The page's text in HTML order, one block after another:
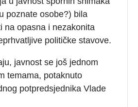
poznate osobe?) bila
na opasna i nezakonita
političke stavove.
javnost se još jednom
temama, potaknuto
potpredsjednika Vlade